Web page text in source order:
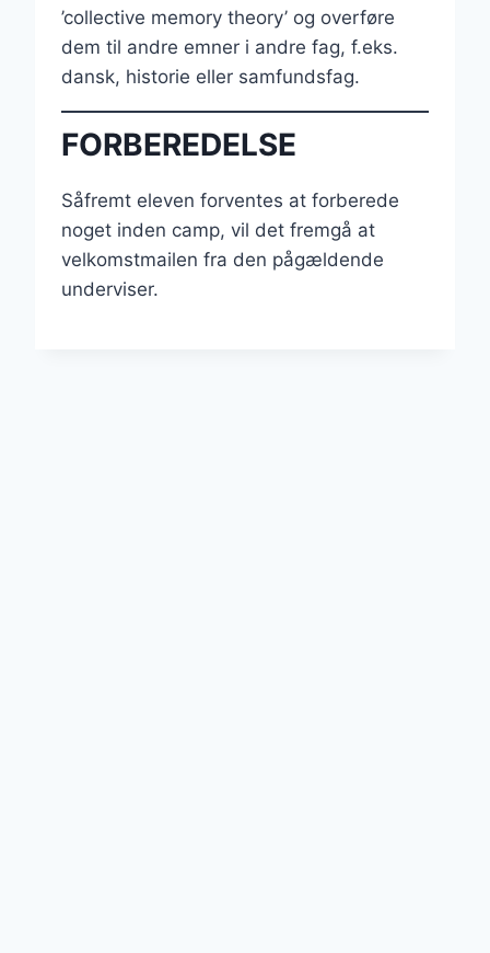
’collective memory theory’ og overføre
dem til andre emner i andre fag, f.eks.
dansk, historie eller samfundsfag.
FORBEREDELSE
Såfremt eleven forventes at forberede
noget inden camp, vil det fremgå at
velkomstmailen fra den pågældende
underviser.